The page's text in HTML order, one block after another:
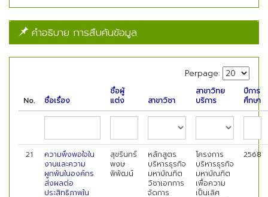
คำอธิบาย การสืบค้นข้อมูล
Perpage:
No. ชื่อเรื่อง
ชื่อผู้
แต่ง
สาขาวิชา
สาขาวิทย
บริการ
ปีการ
ศึกษา
21
ความพึงพอใจใน
งานและความ
ผูกพันในองค์กร
ส่งผลต่อ
ประสิทธิภาพใน
สุขรินทร์
พงษ
พิพัฒน์
หลักสูตร
บริหารธุรกิจ
มหาบัณฑิต
วิชาเอกการ
จัดการ
โครงการ
บริหารธุรกิจ
มหาบัณฑิต
เพื่อความ
เป็นเลิศ
2568